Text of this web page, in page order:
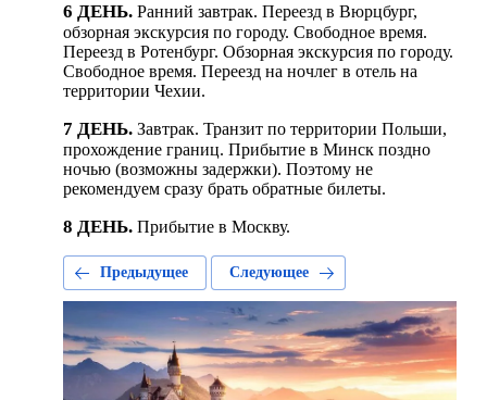
6 ДЕНЬ. Ранний завтрак. Переезд в Вюрцбург,
обзорная экскурсия по городу. Свободное время.
Переезд в Ротенбург. Обзорная экскурсия по городу.
Свободное время. Переезд на ночлег в отель на
территории Чехии.
7 ДЕНЬ. Завтрак. Транзит по территории Польши,
прохождение границ. Прибытие в Минск поздно
ночью (возможны задержки). Поэтому не
рекомендуем сразу брать обратные билеты.
8 ДЕНЬ. Прибытие в Москву.
Предыдущее Следующее